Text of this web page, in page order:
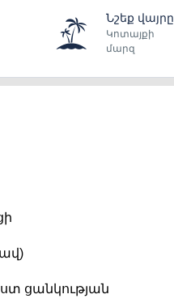
Նշեք վայրը
Կոտայքի
մարզ
ցանկության